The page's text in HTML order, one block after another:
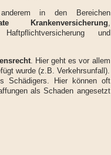
in den Bereichen
Krankenversicherung
und
. Hier geht es vor allem
wurde (z.B. Verkehrsunfall).
Schädigers. Hier können oft
als Schaden angesetzt